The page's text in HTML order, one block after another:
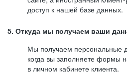
доступ к нашей базе данных.
5. Откуда мы получаем ваши
Мы получаем персональные
когда вы заполняете формы
в личном кабинете клиента.